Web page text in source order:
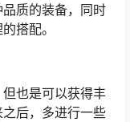
质的装备，同时
搭配。
也是可以获得丰
后，多进行一些